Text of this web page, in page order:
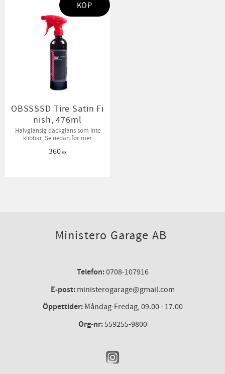
OBSSSSD Tire Satin Fi
nish, 476ml
Halvglansig däckglans som inte
klibbar. Se nedan för mer
360KR
KÖP
Ministero Garage AB
Telefon:0708-107916
E-post:ministerogarage@gmail.com
Öppettider:Måndag-Fredag, 09.00 - 17.00
Org-nr:559255-9800